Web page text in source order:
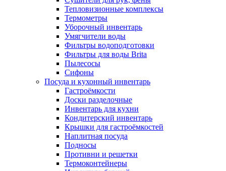
Тепловизионные комплексы
Термометры
Уборочный инвентарь
Умягчители воды
Фильтры водоподготовки
Фильтры для воды Brita
Пылесосы
Сифоны
Посуда и кухонный инвентарь
Гастроёмкости
Доски разделочные
Инвентарь для кухни
Кондитерский инвентарь
Крышки для гастроёмкостей
Наплитная посуда
Подносы
Противни и решетки
Термоконтейнеры